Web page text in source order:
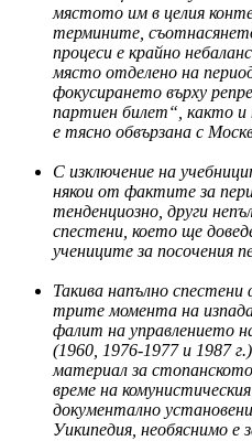
мястото им в целия
термините,
процеси е крайно
място отделено на
фокусирането върху
партиен билет“, както
е тясно обвързана с
С изключение на
някои от фактите за
тенденциозно, други
спестени, което ще
учениците за посочения
Такива напълно
трите момента на
фалит на управлението
(1960, 1976-1977 и 1987
материал за
време на
документално
Уикипедия, необяснимо е